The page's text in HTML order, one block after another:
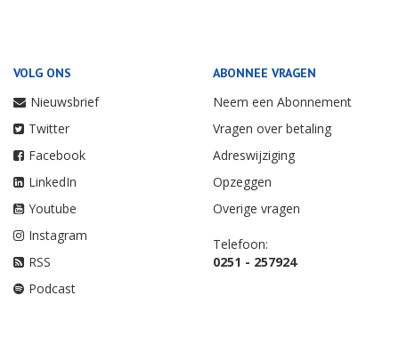
VOLG ONS
Nieuwsbrief
Twitter
Facebook
LinkedIn
Youtube
Instagram
RSS
Podcast
ABONNEE VRAGEN
Neem een Abonnement
Vragen over betaling
Adreswijziging
Opzeggen
Overige vragen
Telefoon:
0251 - 257924